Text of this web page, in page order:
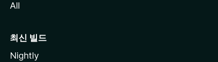
All
최신 빌드
Nightly